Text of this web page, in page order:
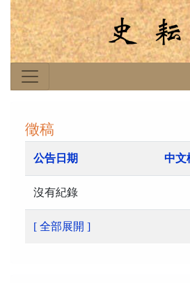
徵稿
公告日期 中文
沒有紀錄
[ 全部展開 ]